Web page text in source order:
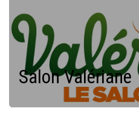
Salon Valériane